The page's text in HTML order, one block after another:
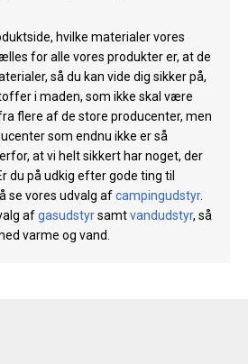
hvilke materialer vores
for alle vores produkter er, at de
så du kan vide dig sikker på,
i maden, som ikke skal være
flere af de store producenter, men
som endnu ikke er så
at vi helt sikkert har noget, der
du på udkig efter gode ting til
se vores udvalg afcampingudstyr.
afgasudstyrsamtvandudstyr, så
varme og vand.